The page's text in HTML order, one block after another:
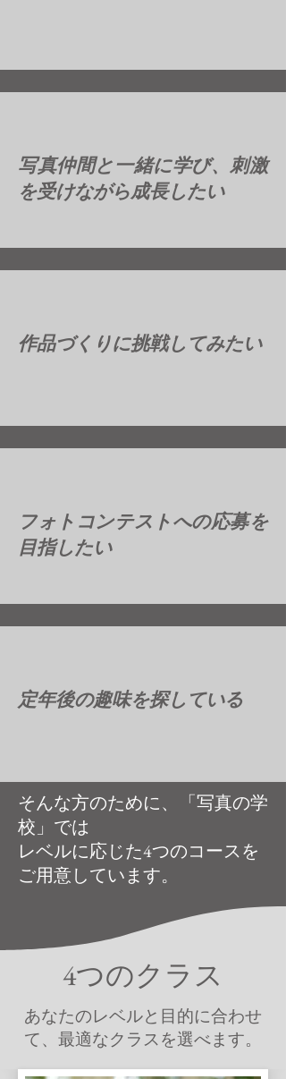
写真仲間と一緒に学び、刺激
を受けながら成長したい
作品づくりに挑戦してみたい
フォトコンテストへの応募を
目指したい
定年後の趣味を探している
そんな方のために、「写真の学
校」では
レベルに応じた4つのコースを
ご用意しています。
4つのクラス
あなたのレベルと目的に合わせ
て、最適なクラスを選べます。